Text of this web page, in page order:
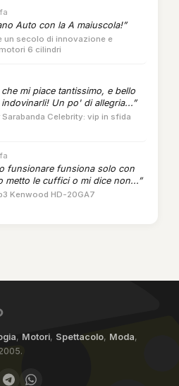
Auto con la A maiuscola!”
un secolo di innovazione e
6 cilindri
mi piace tantissimo, e bello
Un po' di allegria...”
Celebrity: vip in sfida
funsionare funsiona solo con
metto le cuffici o mi dice non...”
Kenwood HD-20GA7
, Motori, Spettacolo, Moda,